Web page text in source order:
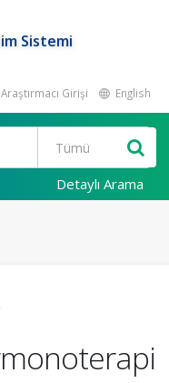
Sistemi
Araştırmacı Girişi English
Detaylı Arama